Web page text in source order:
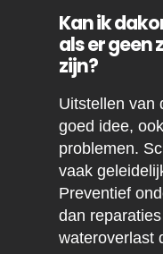
Kan ik
als er
zijn?
Uitstellen van
goed idee,
problemen.
vaak
Preventief
dan
wateroverlast